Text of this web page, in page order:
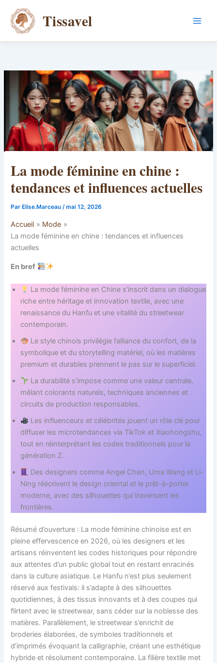
contenu
Tissavel
La mode féminine en chine :
tendances et influences actuelles
Par Elise.Marceau/mai 12, 2026
Accueil
Mode
La mode féminine en chine : tendances et influences
actuelles
En bref
La mode féminine en Chine s’inscrit dans un dialogue
riche entre héritage et innovation textile, avec une
renaissance du Hanfu et une vitalité du streetwear
contemporain.
Le style chinois privilégie l’alliance du confort, de la
symbolique et du storytelling matériel, où les matières
premium et durables prennent le pas sur le superficiel.
La durabilité s’impose comme une valeur centrale,
mêlant colorants naturels, techniques anciennes et
circuits de production responsables.
Les influenceurs et célébrités jouent un rôle clé pour
diffuser les microtendances via TikTok et Xiaohongshu,
tout en réinterprétant les codes traditionnels pour la
génération Z.
Des designers comme Angel Chen, Uma Wang et Li-
Ning réécrivent le design oriental et le prêt-à-porter
moderne, avec des silhouettes qui traversent les
frontières.
Résumé d’ouverture : La mode féminine chinoise est en
pleine effervescence en 2026, où les designers et les
artisans réinventent les codes historiques pour répondre
aux attentes d’un public global tout en restant enracinés
dans la culture asiatique. Le Hanfu n’est plus seulement
réservé aux festivals: il s’adapte à des silhouettes
quotidiennes, à des tissus innovants et à des coupes qui
flirtent avec le streetwear, sans céder sur la noblesse des
matières. Parallèlement, le streetwear s’enrichit de
broderies élaborées, de symboles traditionnels et
d’imprimés évoquant la calligraphie, créant une esthétique
hybride et résolument contemporaine. La filière textile met